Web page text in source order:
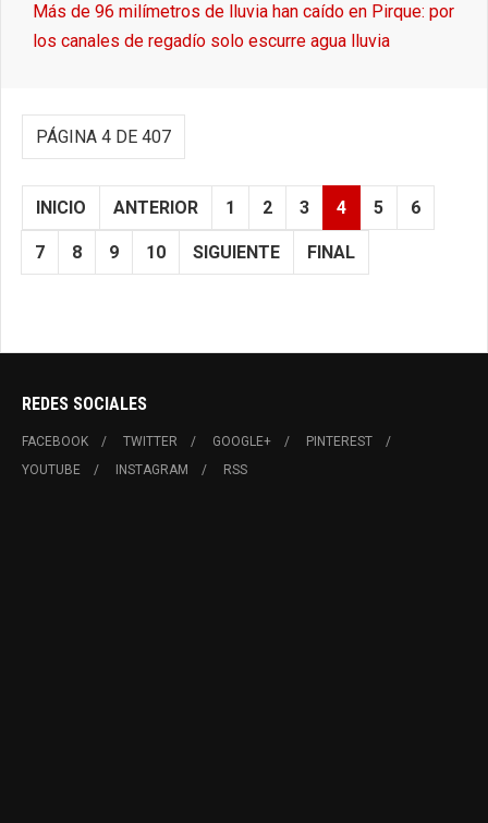
Más de 96 milímetros de lluvia han caído en Pirque: por
los canales de regadío solo escurre agua lluvia
PÁGINA 4 DE 407
INICIO ANTERIOR 1 2 3 4 5 6
7 8 9 10 SIGUIENTE FINAL
REDES SOCIALES
FACEBOOK TWITTER GOOGLE+
PINTEREST
YOUTUBE
INSTAGRAM RSS